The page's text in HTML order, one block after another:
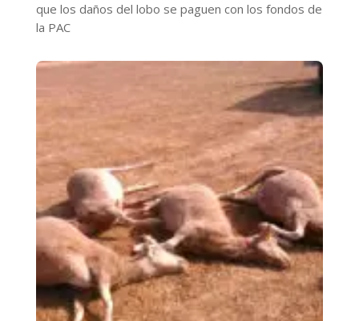
que los daños del lobo se paguen con los fondos de
la PAC